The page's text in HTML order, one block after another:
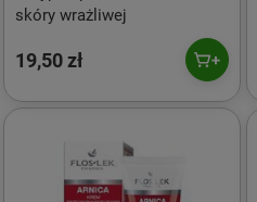
skóry wrażliwej
19,50 zł